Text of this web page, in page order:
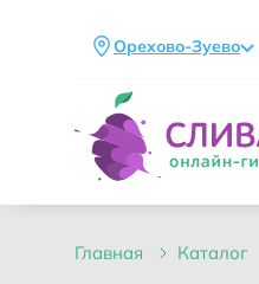
Орехово-Зуево
главная каталог